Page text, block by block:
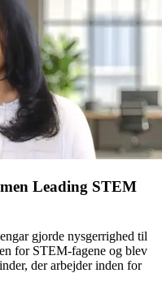
Leading STEM
gjorde nysgerrighed til
for STEM-fagene og blev
der arbejder inden for